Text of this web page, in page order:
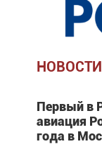
Первый в
авиация
года в